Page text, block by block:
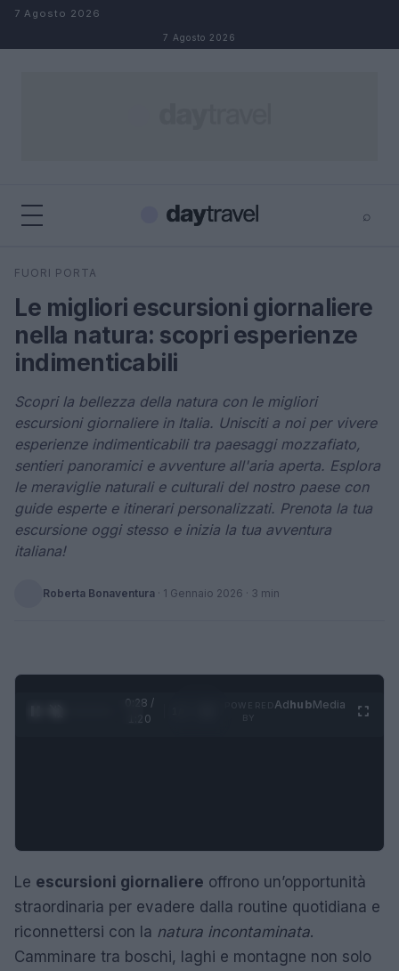
Salta al contenuto
7 Agosto 2026
7 Agosto 2026
⌕
Cerca
FUORI PORTA
Le migliori escursioni giornaliere
nella natura: scopri esperienze
indimenticabili
Scopri la bellezza della natura con le migliori
escursioni giornaliere in Italia. Unisciti a noi per vivere
esperienze indimenticabili tra paesaggi mozzafiato,
sentieri panoramici e avventure all'aria aperta. Esplora
le meraviglie naturali e culturali del nostro paese con
guide esperte e itinerari personalizzati. Prenota la tua
escursione oggi stesso e inizia la tua avventura
italiana!
Roberta Bonaventura · 1 Gennaio 2026 · 3 min
0:28 /
1:20
AdhubMedia
Le escursioni giornaliere offrono un’opportunità
straordinaria per evadere dalla routine quotidiana e
riconnettersi con la natura incontaminata.
Camminare tra boschi, laghi e montagne non solo